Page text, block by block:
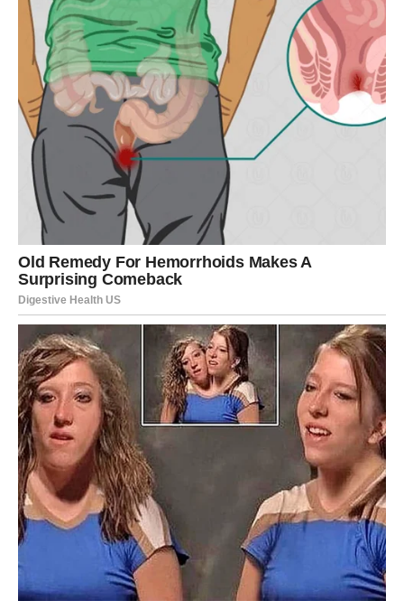
Kada se čovjek osjeća uspješno i zadovoljno, mnogo
lakše prenosi pozitivnu energiju na ljude koje voli.
Upravo to će se dogoditi i vama tokom narednih dana.
Zvijezde poručuju da je ovo tek
početak finansijskog uspona
Najvažnija poruka za Ovnove jeste da novac koji dolazi
nije slučajnost. On predstavlja potvrdu da ste bili spremni
da radite, rizikujete i nastavite dalje čak i onda kada je
bilo teško.
Pred vama su dani tokom kojih ćete mnogo jasnije vidjeti
koliko se situacija mijenja u vašu korist. Prilike koje
dolaze imaju potencijal da donesu ne samo kratkoročnu
korist, već i dugoročnu stabilnost.
Dragi Ovnovi, nova sedmica donosi vam pare kakve niste
ni sanjali i prilike koje mogu promijeniti mnogo toga
nabolje. Zvijezde pokazuju da se otvaraju vrata uspjeha,
da dolaze važni finansijski pomaci i da ćete konačno
osjetiti da se trud isplatio. Ono što vas posebno raduje
jeste činjenica da ovo nije kraj srećnih dešavanja.
Naprotiv, sve što sada dolazi samo je početak jednog
mnogo uspješnijeg i bogatijeg perioda života.